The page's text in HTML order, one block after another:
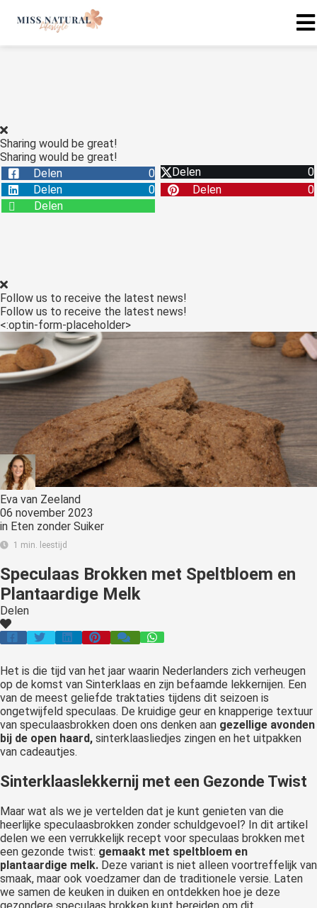
Sharing would be great!
Sharing would be great!
Delen
0 Delen
0
Delen
0 Delen
0
Delen
Follow us to receive the latest news!
Follow us to receive the latest news!
<:optin-form-placeholder>
Eva van Zeeland
06 november 2023
in Eten zonder Suiker
1 min. leestijd
Speculaas Brokken met Speltbloem en
Plantaardige Melk
Delen
Het is die tijd van het jaar waarin Nederlanders zich verheugen
op de komst van Sinterklaas en zijn befaamde lekkernijen. Een
van de meest geliefde traktaties tijdens dit seizoen is
ongetwijfeld speculaas. De kruidige geur en knapperige textuur
van speculaasbrokken doen ons denken aan gezellige avonden
bij de open haard, sinterklaasliedjes zingen en het uitpakken
van cadeautjes.
Sinterklaaslekkernij met een Gezonde Twist
Maar wat als we je vertelden dat je kunt genieten van die
heerlijke speculaasbrokken zonder schuldgevoel? In dit artikel
delen we een verrukkelijk recept voor speculaas brokken met
een gezonde twist: gemaakt met speltbloem en
plantaardige melk. Deze variant is niet alleen voortreffelijk van
smaak, maar ook voedzamer dan de traditionele versie. Laten
we samen de keuken in duiken en ontdekken hoe je deze